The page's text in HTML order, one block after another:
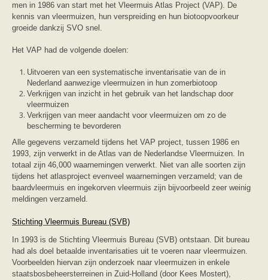
men in 1986 van start met het Vleermuis Atlas Project (VAP). De
kennis van vleermuizen, hun verspreiding en hun biotoopvoorkeur
groeide dankzij SVO snel.
Het VAP had de volgende doelen:
Uitvoeren van een systematische inventarisatie van de in
Nederland aanwezige vleermuizen in hun zomerbiotoop
Verkrijgen van inzicht in het gebruik van het landschap door
vleermuizen
Verkrijgen van meer aandacht voor vleermuizen om zo de
bescherming te bevorderen
Alle gegevens verzameld tijdens het VAP project, tussen 1986 en
1993, zijn verwerkt in de Atlas van de Nederlandse Vleermuizen. In
totaal zijn 46,000 waarnemingen verwerkt. Niet van alle soorten zijn
tijdens het atlasproject evenveel waarnemingen verzameld; van de
baardvleermuis en ingekorven vleermuis zijn bijvoorbeeld zeer weinig
meldingen verzameld.
Stichting Vleermuis Bureau (SVB)
In 1993 is de Stichting Vleermuis Bureau (SVB) ontstaan. Dit bureau
had als doel betaalde inventarisaties uit te voeren naar vleermuizen.
Voorbeelden hiervan zijn onderzoek naar vleermuizen in enkele
staatsbosbeheersterreinen in Zuid-Holland (door Kees Mostert),